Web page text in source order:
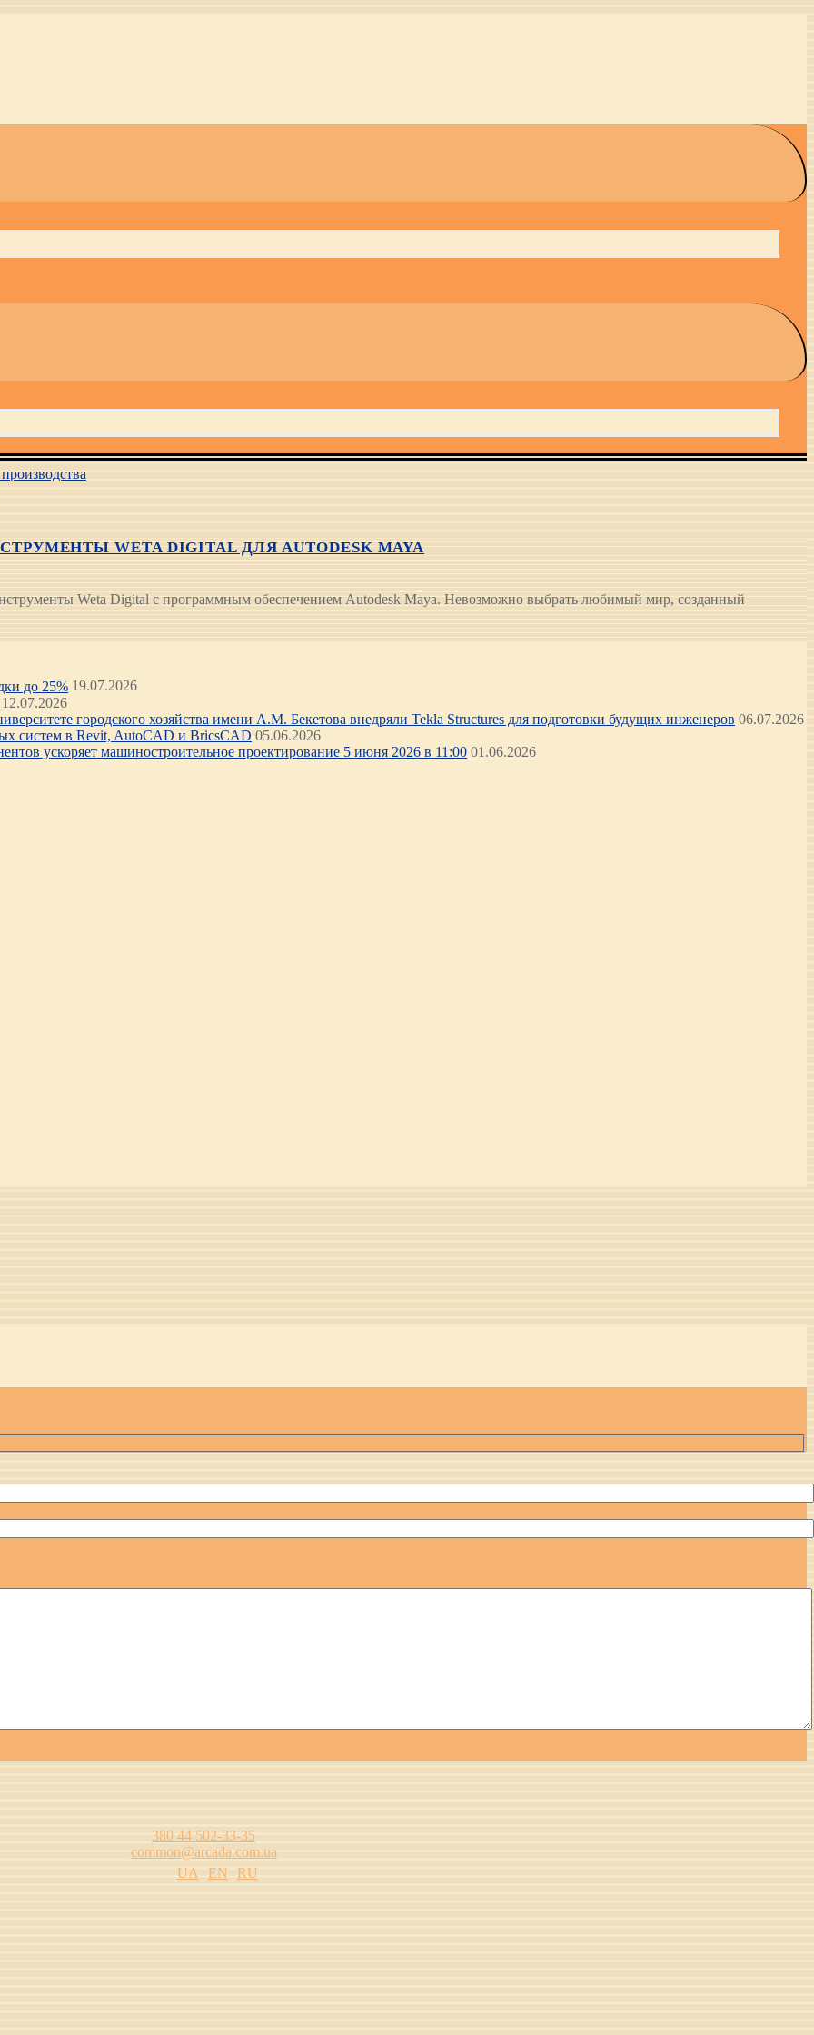
WETA DIGITAL ДЛЯ AUTODESK MAYA
Weta Digital с программным обеспечением Autodesk Maya. Невозможно выбрать любимый мир, созданный
до 25% 19.07.2026
12.07.2026
городского хозяйства имени А.М. Бекетова внедряли Tekla Structures для подготовки будущих инженеров 06.07.2026
систем в Revit, AutoCAD и BricsCAD 05.06.2026
ускоряет машиностроительное проектирование 5 июня 2026 в 11:00 01.06.2026
380 44 502-33-35
common@arcada.com.ua
UA
EN
RU